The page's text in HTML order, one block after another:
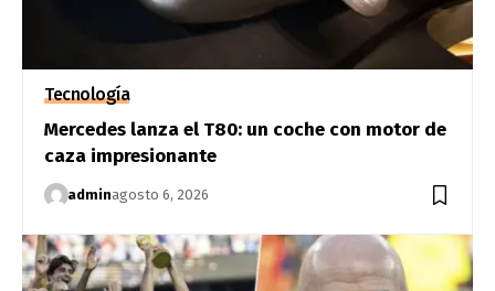
Tecnología
Mercedes lanza el T80: un coche con motor de
caza impresionante
adminagosto 6, 2026